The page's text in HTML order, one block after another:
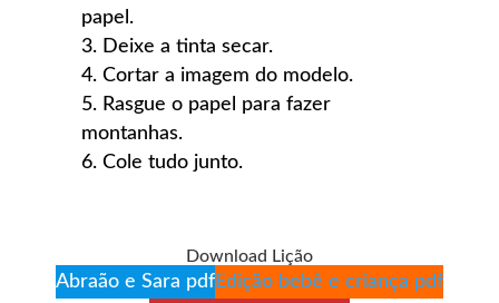
papel.
Deixe a tinta secar.
Cortar a imagem do modelo.
Rasgue o papel para fazer
montanhas.
Cole tudo junto.
Download Lição
Abraão e Sara pdfEdição bebê e criança pdf